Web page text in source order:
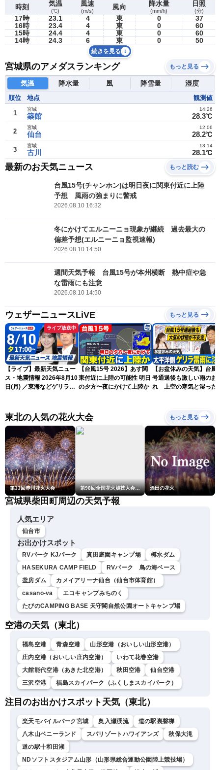
時刻 気温
(℃)
風速
(m/s) 風向 降水量
(mm/h)
日照
(分)
17時 23.1 4 東 0
37
16時
23.4 4 東 0
60
15時
24.4 4 東 0
60
14時
24.3 6 東 0 50
続きを見る
宮城県のアメダスランキング もっと見る
気温 降水量 風 降雪量 湿度
順位 地点 観測値
1 築館
宮城
28.3℃
14:26
2 仙台
宮城
28.2℃
12:06
3 古川
宮城
28.1℃
13:14
最新のお天気ニュース もっと読む
台風15号(チャンホン)は明日夜に関東付近に上陸
予想 風雨の強まりに警戒
2026.08.10 16:32
冬にかけてエルニーニョ現象が継続 過去最大の
偏差予想(エルニーニョ監視速報)
2026.08.10 14:50
週間天気予報 台風15号が本州横断 熱中症や急
な雷雨にも注意
2026.08.10 14:50
ウェザーニュースLiVE もっと見る
ライブ放送中
【ライブ】最新天気ニュー
ス・地震情報 2026年8月10
日(月) ／東海などゲリラ雷
ュースLiVEイブニング・駒
木結衣／宇野沢達也〉
【台風15号 2026】あす関
東付近に上陸の可能性 明日
の夕方〜夜にかけて上陸か
【お盆休みの天気】台風
号通過後も激しい雨のお
れ 上空の寒気と湿った
東北の人気の花火大会 もっと見る
第33回赤川花火大会 第98回全国花火競技大会「大曲の花火」 酒田の花火
宮城県柴田町周辺の天気予報
人気エリア
仙台市
お出かけスポット
RVパーク KJパーク 真田庭園キャンプ場
樽水ダム
HASEKURA CAMP FIELD
RVパーク 鳥の海ベース
釜房ダム
カメイアリーナ仙台（仙台市体育館）
casano-va
エコキャンプみちのく
たびのCAMPING BASE 天守閣自然公園オートキャンプ場
空港の天気（東北）
福島空港 青森空港
山形空港（おいしい山形空港）
庄内空港（おいしい庄内空港）
いわて花巻空港
大館能代空港（あきた北空港）
秋田空港
仙台空港
三沢空港
福島スカイパーク（ふくしまスカイパーク）
注目のお出かけスポット天気（東北）
楽天モバイルパーク宮城 奥入瀬渓流
道の駅裏磐梯
八木山ベニーランド
スパリゾートハワイアンズ
秋保大滝
道の駅十和田湖
NDソフトスタジアム山形（山形県総合運動公園陸上競技場）